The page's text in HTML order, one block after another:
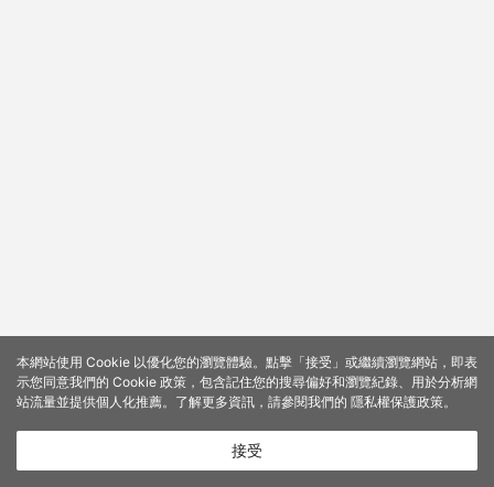
本網站使用 Cookie 以優化您的瀏覽體驗。點擊「接受」或繼續瀏覽網站，即表
示您同意我們的 Cookie 政策，包含記住您的搜尋偏好和瀏覽紀錄、用於分析網
站流量並提供個人化推薦。了解更多資訊，請參閱我們的 隱私權保護政策。
接受